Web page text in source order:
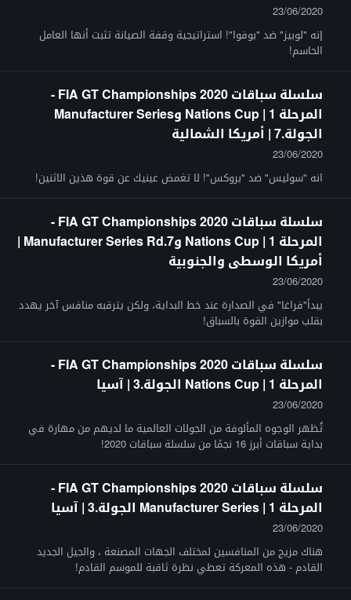
23/06/2020
إنه "لوبيز" ضد "بوفوا"! استراتيجية وقفة الصيانة تثبت أنها العامل
الحاسم!
سلسلة سباقات FIA GT Championships 2020 -
المرحلة 1 | Nations Cup وManufacturer Series
الجولة.7 | أمريكا الشمالية
23/06/2020
انه "سوليس" ضد "بروكس"! لا تغمض عينيك عن قوة هذين الاثنين!
سلسلة سباقات FIA GT Championships 2020 -
المرحلة 1 | Nations Cup وManufacturer Series Rd.7 |
أمريكا الوسطى والجنوبية
23/06/2020
يبدأ"فراغا" في الصدارة عند خط البداية، ولكن يترقبه منافس آخر يهدد
بقلب موازين القوة بالسباق!
سلسلة سباقات FIA GT Championships 2020 -
المرحلة 1 | Nations Cup الجولة.3 | آسيا
23/06/2020
تُظهر الوجوه المألوفة من الجولات العالمية ما لديهم من مهارة في
بداية سباقات أبرز 16 نجمًا من سلسلة سباقات 2020!
سلسلة سباقات FIA GT Championships 2020 -
المرحلة 1 | Manufacturer Series الجولة.3 | آسيا
23/06/2020
هناك مزيج من المنافسين لمختلف الجهات المصنعة ، والجيل الجديد
القادم - هذه المعركة تعطي نظرة ثاقبة للموسم القادم!